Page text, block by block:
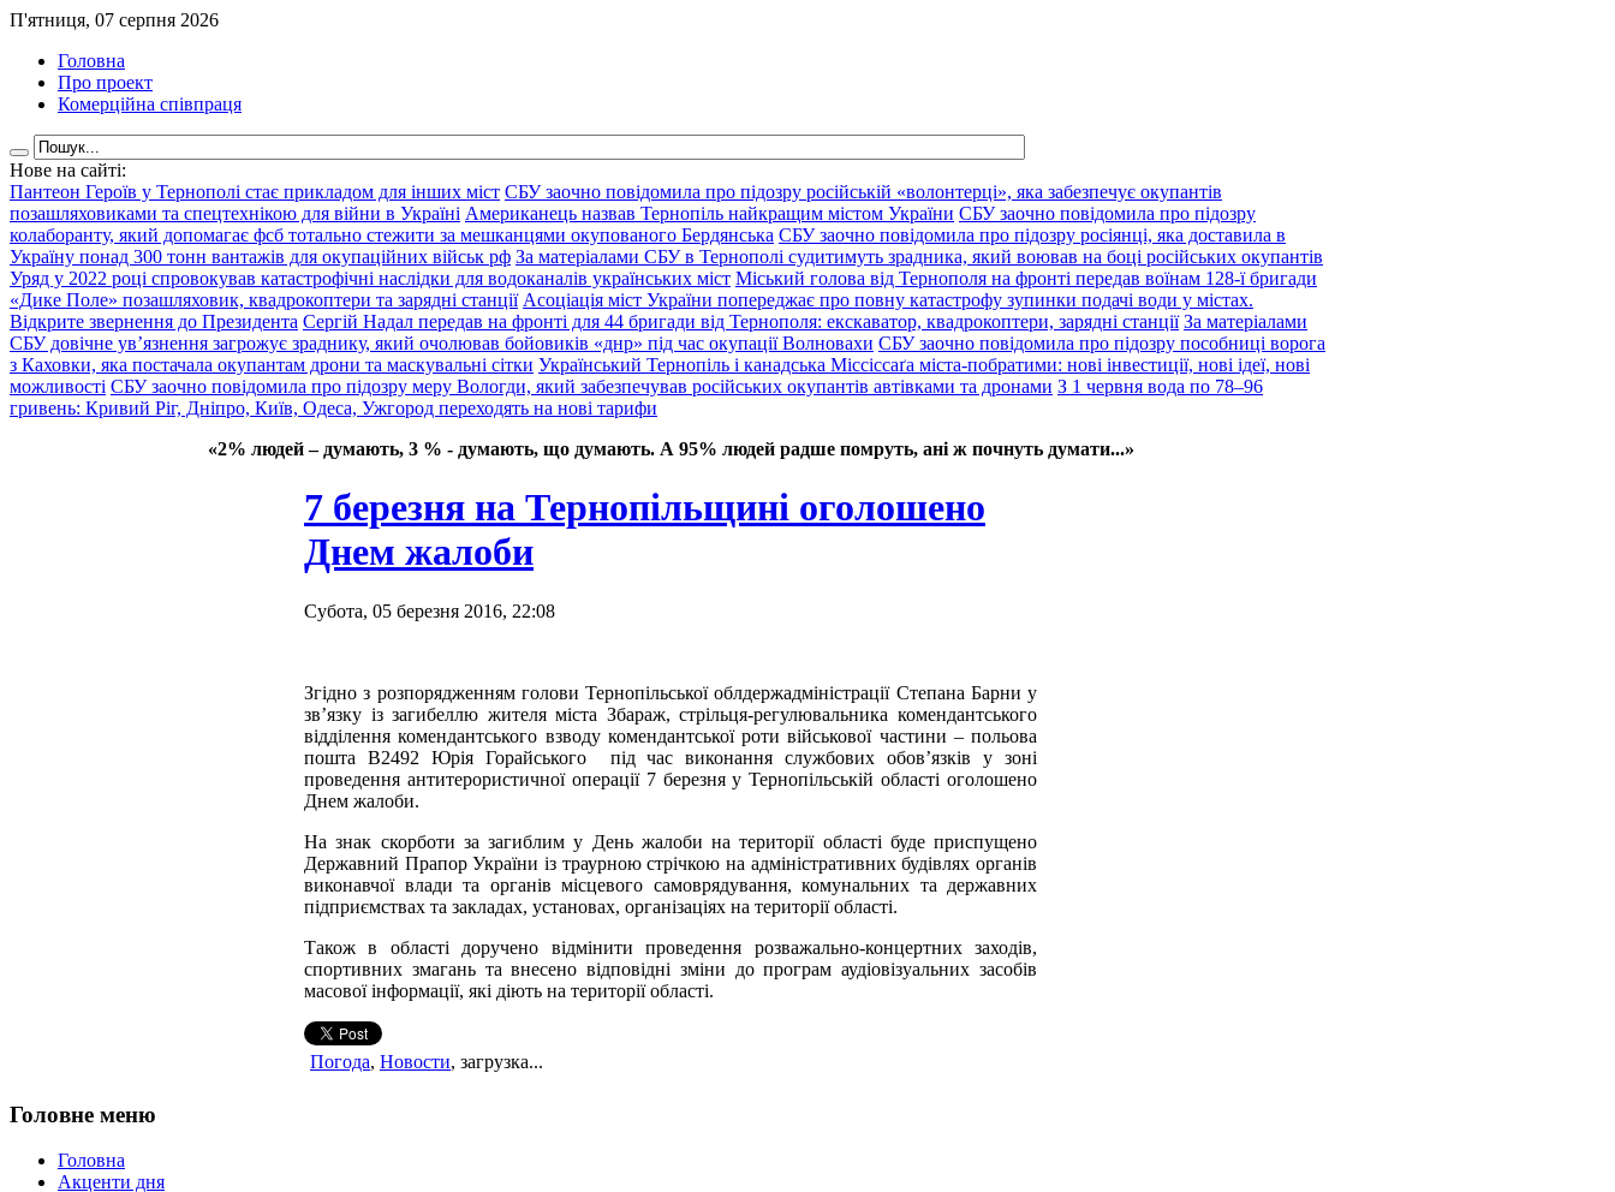
П'ятниця, 07 серпня 2026
Головна
Про проект
Комерційна співпраця
Нове на сайті:
Пантеон Героїв у Тернополі стає прикладом для інших міст СБУ заочно повідомила про підозру російській «волонтерці», яка забезпечує окупантів
позашляховиками та спецтехнікою для війни в Україні Американець назвав Тернопіль найкращим містом України СБУ заочно повідомила про підозру
колаборанту, який допомагає фсб тотально стежити за мешканцями окупованого Бердянська СБУ заочно повідомила про підозру росіянці, яка доставила в
Україну понад 300 тонн вантажів для окупаційних військ рф За матеріалами СБУ в Тернополі судитимуть зрадника, який воював на боці російських окупантів
Уряд у 2022 році спровокував катастрофічні наслідки для водоканалів українських міст Міський голова від Тернополя на фронті передав воїнам 128-ї бригади
«Дике Поле» позашляховик, квадрокоптери та зарядні станції Асоціація міст України попереджає про повну катастрофу зупинки подачі води у містах.
Відкрите звернення до Президента Сергій Надал передав на фронті для 44 бригади від Тернополя: екскаватор, квадрокоптери, зарядні станції За матеріалами
СБУ довічне ув’язнення загрожує зраднику, який очолював бойовиків «днр» під час окупації Волновахи СБУ заочно повідомила про підозру пособниці ворога
з Каховки, яка постачала окупантам дрони та маскувальні сітки Український Тернопіль і канадська Міссіссаґа міста-побратими: нові інвестиції, нові ідеї, нові
можливості СБУ заочно повідомила про підозру меру Вологди, який забезпечував російських окупантів автівками та дронами З 1 червня вода по 78–96
гривень: Кривий Ріг, Дніпро, Київ, Одеса, Ужгород переходять на нові тарифи
«2% людей – думають, 3 % - думають, що думають. А 95% людей радше помруть, ані ж почнуть думати...»
7 березня на Тернопільщині оголошено
Днем жалоби
Субота, 05 березня 2016, 22:08
Згідно з розпорядженням голови Тернопільської облдержадміністрації Степана Барни у
зв’язку із загибеллю жителя міста Збараж, стрільця-регулювальника комендантського
відділення комендантського взводу комендантської роти військової частини – польова
пошта В2492 Юрія Горайського під час виконання службових обов’язків у зоні
проведення антитерористичної операції 7 березня у Тернопільській області оголошено
Днем жалоби.
На знак скорботи за загиблим у День жалоби на території області буде приспущено
Державний Прапор України із траурною стрічкою на адміністративних будівлях органів
виконавчої влади та органів місцевого самоврядування, комунальних та державних
підприємствах та закладах, установах, організаціях на території області.
Також в області доручено відмінити проведення розважально-концертних заходів,
спортивних змагань та внесено відповідні зміни до програм аудіовізуальних засобів
масової інформації, які діють на території області.
Погода, Новости, загрузка...
Головне меню
Головна
Акценти дня